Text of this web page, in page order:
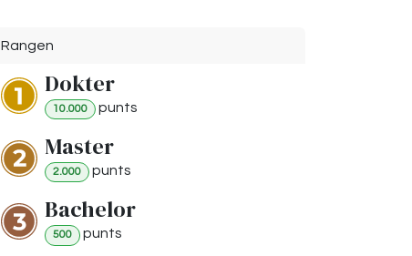
Rangen
Dokter
10.000 punts
Master
2.000 punts
Bachelor
500 punts